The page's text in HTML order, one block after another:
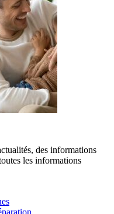
des informations
les informations